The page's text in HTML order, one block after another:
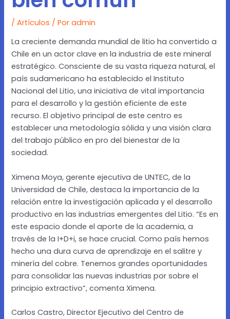
/Artículos / Poradmin
La creciente demanda mundial de litio ha convertido a
Chile en un actor clave en la industria de este mineral
estratégico. Consciente de su vasta riqueza natural, el
país sudamericano ha establecido el Instituto
Nacional del Litio, una iniciativa de vital importancia
para el desarrollo y la gestión eficiente de este
recurso. El objetivo principal de este centro es
establecer una metodología sólida y una visión clara
del trabajo público en pro del bienestar de la
sociedad.
Ximena Moya, gerente ejecutiva de UNTEC, de la
Universidad de Chile, destaca la importancia de la
relación entre la investigación aplicada y el desarrollo
productivo en las industrias emergentes del Litio. “Es en
este espacio donde el aporte de la academia, a
través de la I+D+i, se hace crucial. Como país hemos
hecho una dura curva de aprendizaje en el salitre y
minería del cobre. Tenemos grandes oportunidades
para consolidar las nuevas industrias por sobre el
principio extractivo”, comenta Ximena.
Carlos Castro, Director Ejecutivo del Centro de